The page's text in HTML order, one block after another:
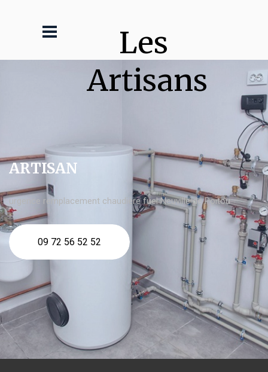
Les
Artisans
ARTISAN
urgence remplacement chaudière fuel Neuville de Poitou
09 72 56 52 52